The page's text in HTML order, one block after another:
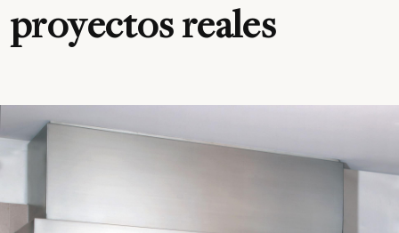
proyectos reales